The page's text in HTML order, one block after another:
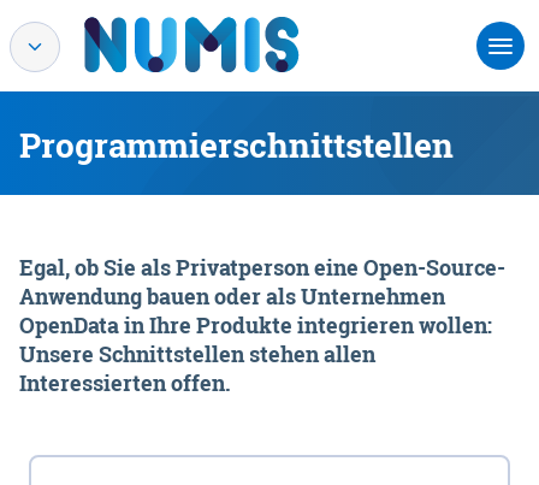
Programmierschnittstellen
Egal, ob Sie als Privatperson eine Open-Source-
Anwendung bauen oder als Unternehmen
OpenData in Ihre Produkte integrieren wollen:
Unsere Schnittstellen stehen allen
Interessierten offen.